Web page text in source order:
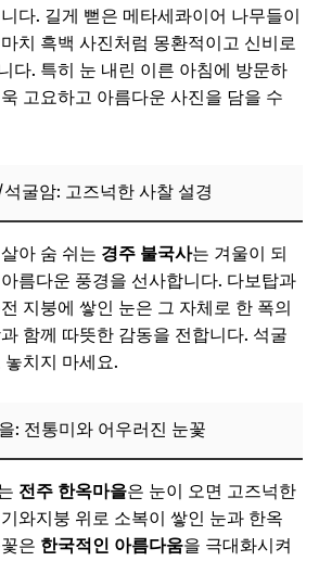
다. 길게 뻗은 메타세콰이어 나무들이
치 흑백 사진처럼 몽환적이고 신비로
다. 특히 눈 내린 이른 아침에 방문하
고요하고 아름다운 사진을 담을 수
굴암: 고즈넉한 사찰 설경
아 숨 쉬는 경주 불국사는 겨울이 되
름다운 풍경을 선사합니다. 다보탑과
지붕에 쌓인 눈은 그 자체로 한 폭의
함께 따뜻한 감동을 전합니다. 석굴
치지 마세요.
: 전통미와 어우러진 눈꽃
전주 한옥마을은 눈이 오면 고즈넉한
와지붕 위로 소복이 쌓인 눈과 한옥
은 한국적인 아름다움을 극대화시켜